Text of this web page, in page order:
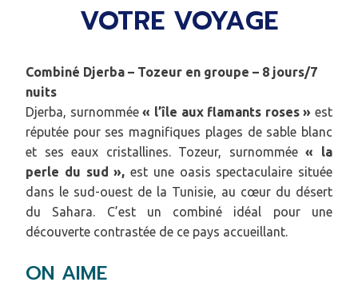
VOTRE VOYAGE
Combiné Djerba – Tozeur en groupe – 8 jours/7
nuits
Djerba, surnommée« l’île aux flamants roses » est
réputée pour ses magnifiques plages de sable blanc
et ses eaux cristallines. Tozeur, surnommée« la
perle du sud », est une oasis spectaculaire située
dans le sud-ouest de la Tunisie, au cœur du désert
du Sahara. C’est un combiné idéal pour une
découverte contrastée de ce pays accueillant.
ON AIME